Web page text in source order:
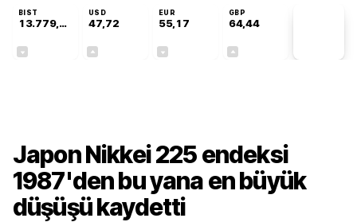
BIST
13.779,39
USD
47,72
EUR
55,17
GBP
64,44
Japon Nikkei 225 endeksi
1987'den bu yana en büyük
düşüşü kaydetti